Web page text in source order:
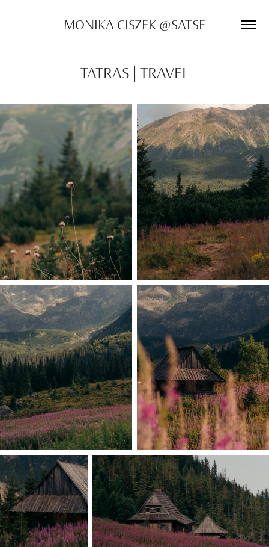
MONIKA CISZEK @SATSE
TATRAS | TRAVEL